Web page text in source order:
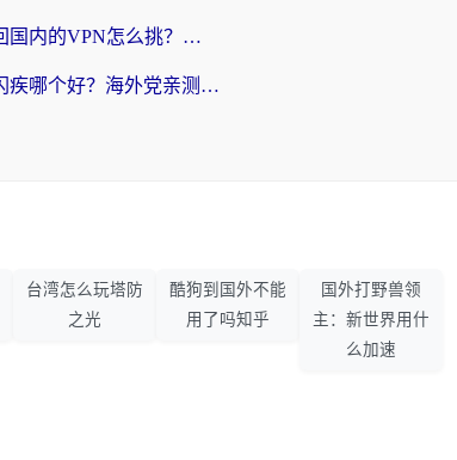
从法国回国内的VPN怎么挑？海外党亲测：稳定、多端、安全才是关键
斧牛和闪疾哪个好？海外党亲测3款回国加速器，教你选到不踩坑的那一款
台湾怎么玩塔防
之光
酷狗到国外不能
用了吗知乎
国外打野兽领
主：新世界用什
么加速